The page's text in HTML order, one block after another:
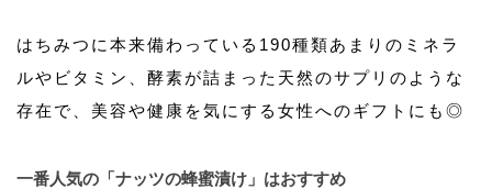
はちみつに本来備わっている190種類あまりのミネラ
ルやビタミン、酵素が詰まった天然のサプリのような
存在で、美容や健康を気にする女性へのギフトにも◎
一番人気の「ナッツの蜂蜜漬け」はおすすめ